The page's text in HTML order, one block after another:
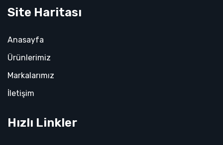
Site Haritası
Anasayfa
Ürünlerimiz
Markalarımız
İletişim
Hızlı Linkler